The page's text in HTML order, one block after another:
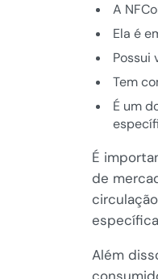
A
Ela é
Possui
Tem
É um
É
de
Além